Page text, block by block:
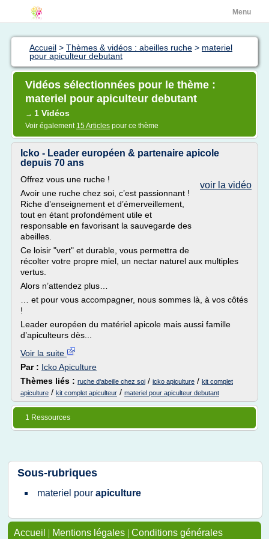
Menu
Accueil > Thèmes & vidéos : abeilles ruche > materiel
pour apiculteur debutant
Vidéos sélectionnées pour le thème :
materiel pour apiculteur debutant
→ 1 Vidéos
Voir également 15 Articles pour ce thème
Icko - Leader européen & partenaire apicole
depuis 70 ans
voir la vidéo
Offrez vous une ruche !
Avoir une ruche chez soi, c’est passionnant !
Riche d’enseignement et d’émerveillement,
tout en étant profondément utile et
responsable en favorisant la sauvegarde des
abeilles.
Ce loisir "vert" et durable, vous permettra de
récolter votre propre miel, un nectar naturel aux multiples
vertus.
Alors n’attendez plus…
… et pour vous accompagner, nous sommes là, à vos côtés
!
Leader européen du matériel apicole mais aussi famille
d’apiculteurs dès...
Voir la suite
Par : Icko Apiculture
Thèmes liés : ruche d'abeille chez soi / icko apiculture / kit complet
apiculture / kit complet apiculteur / materiel pour apiculteur debutant
1 Ressources
Sous-rubriques
materiel pour apiculture
Accueil | Mentions légales | Conditions générales